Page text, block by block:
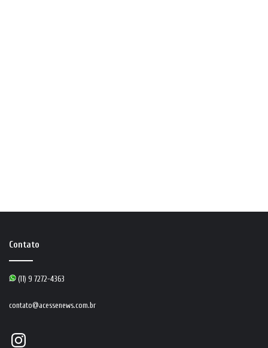
Contato
(11) 9 7272-4363
contato@acessenews.com.br
Instagram